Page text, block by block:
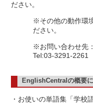
ださい。
※その他の動作環
ださい。
※お問い合わせ先
Tel:03-3291-
EnglishCentralの概要
・お使いの単語集「学校